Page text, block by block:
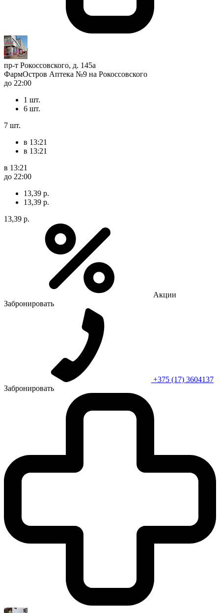
пр-т Рокоссовского, д. 145а
ФармОстров Аптека №9 на Рокоссовского
до 22:00
1 шт.
6 шт.
7 шт.
в 13:21
в 13:21
в 13:21
до 22:00
13,39 р.
13,39 р.
13,39 р.
Акции
Забронировать
+375 (17) 3604137
Забронировать